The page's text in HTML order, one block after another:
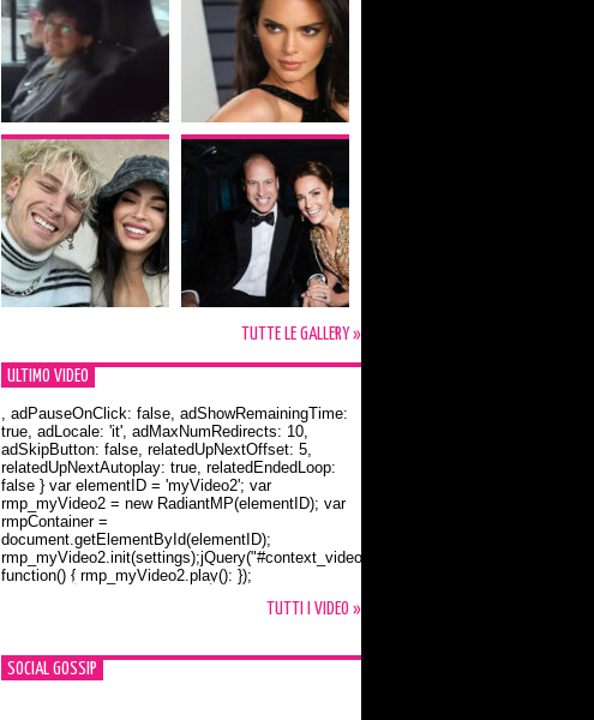
TUTTE LE GALLERY »
ULTIMO VIDEO
Orlando Bloom e la t-shirt dedicata a Flynn
, adPauseOnClick: false, adShowRemainingTime:
true, adLocale: 'it', adMaxNumRedirects: 10,
adSkipButton: false, relatedUpNextOffset: 5,
relatedUpNextAutoplay: true, relatedEndedLoop:
false } var elementID = 'myVideo2'; var
rmp_myVideo2 = new RadiantMP(elementID); var
rmpContainer =
document.getElementById(elementID);
rmp_myVideo2.init(settings);jQuery("#context_video2").one("mouseover",
function() { rmp_myVideo2.play(); });
TUTTI I VIDEO »
SOCIAL GOSSIP